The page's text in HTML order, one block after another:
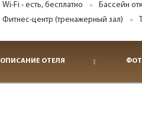
Wi-Fi - есть, бесплатно Бассейн
Фитнес-центр (тренажерный зал)
ОПИСАНИЕ ОТЕЛЯ